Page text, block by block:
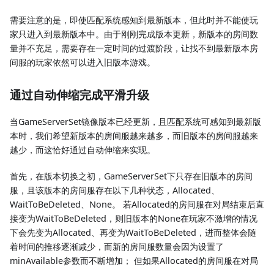
需要注意的是，即使匹配系统感知到最新版本，但此时并不能使玩
家只进入到最新版本中。由于刚刚完成版本更新，新版本的房间数
量并不充足，需要存在一定时间的过渡阶段，让找不到最新版本房
间服的玩家依然可以进入旧版本游戏。
通过自动伸缩完成平滑升级
当GameServerSet镜像版本已经更新，且匹配系统可感知到最新版
本时，我们希望新版本的房间服越来越多，而旧版本的房间服越来
越少，而这恰好通过自动伸缩来实现。
首先，在版本切换之初，GameServerSet下只存在旧版本的房间
服，且该版本的房间服存在以下几种状态，Allocated、
WaitToBeDeleted、None。 若Allocated的房间服在对局结束后直
接变为WaitToBeDeleted，则旧版本的None在玩家不激增的情况
下会先变为Allocated、再变为WaitToBeDeleted，进而整体会随
着时间的推移逐渐减少，而新的房间服数量会因为设置了
minAvailable参数而不断增加； 但如果Allocated的房间服在对局